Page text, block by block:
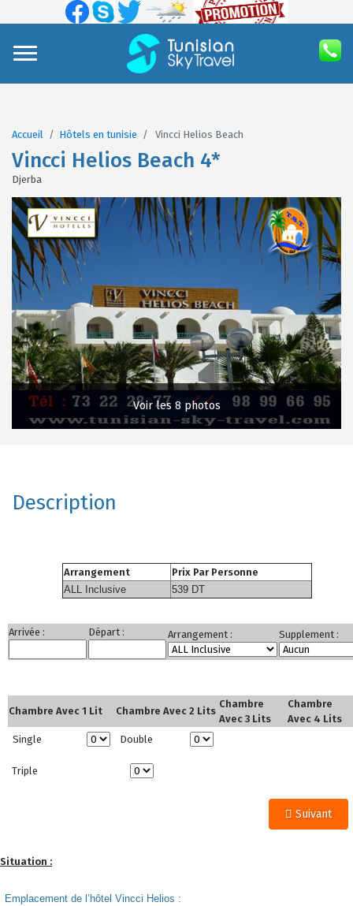
Accueil Hôtels en tunisie Vincci Helios Beach
Vincci Helios Beach 4*
Djerba
Voir les 8 photos
Description
Arrangement
Prix Par Personne
ALL Inclusive
539 DT
Arrivée : Départ : Arrangement : Supplement :
Chambre Avec 1 Lit Chambre Avec 2 Lits
Chambre
Avec 3 Lits
Chambre
Avec 4 Lits
Single
Double
Triple
Suivant
Situation :
Emplacement de l’hôtel Vincci Helios :